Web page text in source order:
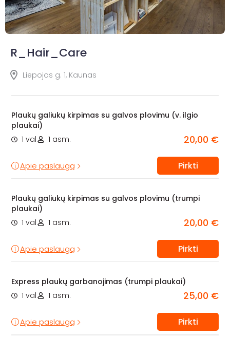
R_Hair_Care
Liepojos g. 1, Kaunas
Plaukų galiukų kirpimas su galvos plovimu (v. ilgio
plaukai)
1 val.
1 asm. 20,00 €
Apie paslaugą Pirkti
Plaukų galiukų kirpimas su galvos plovimu (trumpi
plaukai)
1 val.
1 asm. 20,00 €
Apie paslaugą Pirkti
Express plaukų garbanojimas (trumpi plaukai)
1 val.
1 asm. 25,00 €
Apie paslaugą Pirkti